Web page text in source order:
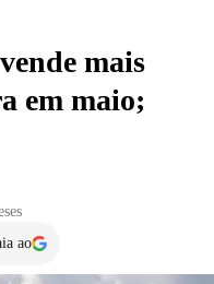
mais
em maio;
ao